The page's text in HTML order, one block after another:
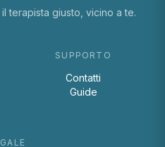
terapista giusto, vicino a te.
SUPPORTO
Contatti
Guide